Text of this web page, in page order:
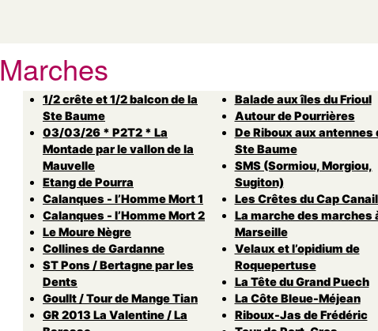
Marches
1/2 crête et 1/2 balcon de la
Ste Baume
03/03/26 * P2T2 * La
Montade par le vallon de la
Mauvelle
Etang de Pourra
Calanques - l’Homme Mort 1
Calanques - l’Homme Mort 2
Le Moure Nègre
Collines de Gardanne
ST Pons / Bertagne par les
Dents
Goullt / Tour de Mange Tian
GR 2013 La Valentine / La
Balade aux îles du Frioul
Autour de Pourrières
De Riboux aux antennes
Ste Baume
SMS (Sormiou, Morgiou,
Sugiton)
Les Crêtes du Cap
La marche des marches
Marseille
Velaux et l’opidium de
Roquepertuse
La Tête du Grand Puech
La Côte Bleue-Méjean
Riboux-Jas de Frédéric